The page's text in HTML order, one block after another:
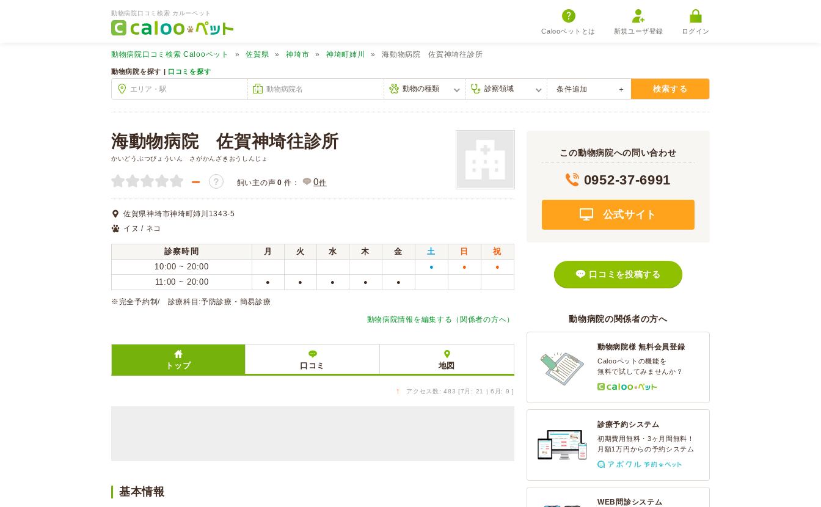
動物病院口コミ検索 カルーペット
Calooペットとは 新規ユーザ登録 ログイン
動物病院口コミ検索 Calooペット 佐賀県 神埼市 神埼町姉川 海動物病院 佐賀神埼往診所
動物病院を探す | 口コミを探す
条件追加 検索する
海動物病院 佐賀神埼往診所
かいどうぶつびょういん さがかんざきおうしんじょ
－ ？ 飼い主の声 0 件： 0件
佐賀県神埼市神埼町姉川1343-5
イヌ / ネコ
診察時間 月 火 水 木 金 土 日
祝
10:00 ~ 20:00
● ● ●
11:00 ~ 20:00 ● ● ● ● ●
※完全予約制/ 診療科目:予防診療・簡易診療
動物病院情報を編集する（関係者の方へ）
トップ 口コミ 地図
↑ アクセス数: 483 [7月: 21 | 6月: 9 ]
基本情報
この動物病院への問い合わせ
0952-37-6991
公式サイト
口コミを投稿する
動物病院の関係者の方へ
動物病院様 無料会員登録
Calooペットの機能を
無料で試してみませんか？
診療予約システム
初期費用無料・3ヶ月間無料！
月額1万円からの予約システム
WEB問診システム